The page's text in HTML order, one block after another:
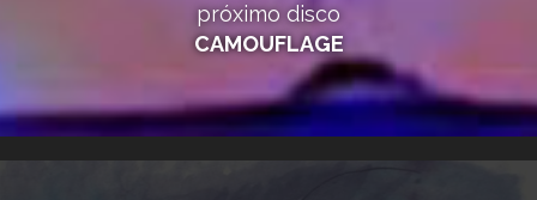
próximo disco
CAMOUFLAGE